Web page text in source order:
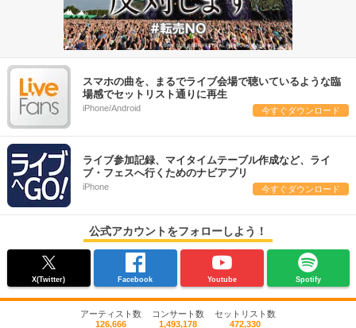
スマホの曲を、まるでライブ会場で聴いているような臨
場感でセットリスト通りに再生
iPhone/Android 今すぐダウンロード
ライブ参加記録、マイタイムテーブル作成など、ライ
ブ・フェスへ行くためのナビアプリ
iPhone 今すぐダウンロード
公式アカウントをフォローしよう！
X(Twitter) Facebook Youtube Spotify
アーティスト数
126,666
コンサート数
1,493,178
セットリスト数
472,330